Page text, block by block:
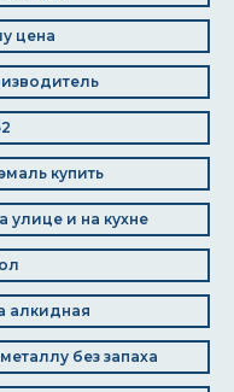
цена
купить
улице и на кухне
алкидная
без запаха